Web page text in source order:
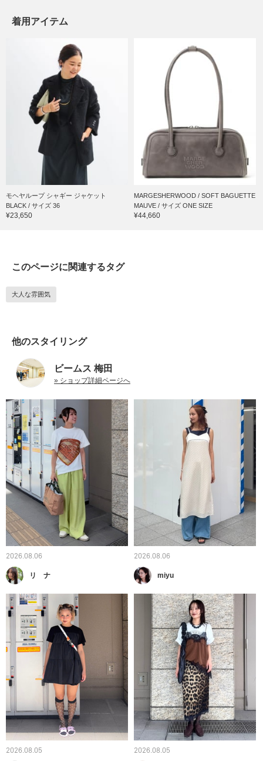
着用アイテム
モヘヤループ シャギー ジャケット
BLACK / サイズ 36
¥23,650
MARGESHERWOOD / SOFT BAGUETTE
MAUVE / サイズ ONE SIZE
¥44,660
このページに関連するタグ
大人な雰囲気
他のスタイリング
ビームス 梅田
» ショップ詳細ページへ
2026.08.06
リ ナ
2026.08.06
miyu
2026.08.05 2026.08.05